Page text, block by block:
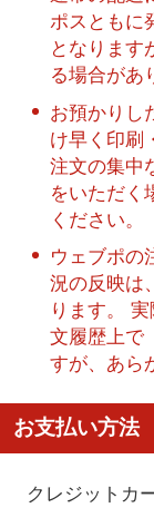
ポスともに
となります
る場合があ
お預かりし
け早く印刷
注文の集中
をいただく
ください。
ウェブポの
況の反映は
ります。
文履歴上で
すが、あら
お支払い方法
クレジットカ